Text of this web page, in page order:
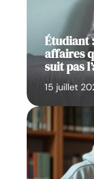
Étudiant
affaires
suit pas
15 juillet